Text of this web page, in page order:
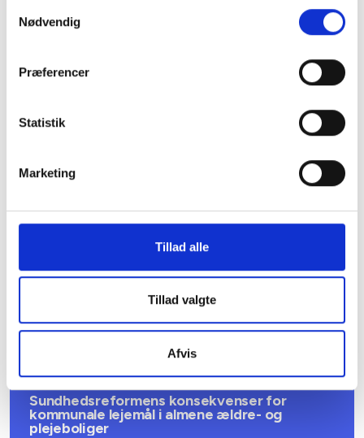
Nødvendig
Præferencer
Statistik
Marketing
Tillad alle
Tillad valgte
Afvis
bl3306 bilag
Viden
ejendomme skal være klar senest 1. januar
2027
08. juni 2026
08. juni 2026
BL INFORMERER
Sundhedsreformens konsekvenser for
kommunale lejemål i almene ældre- og
plejeboliger